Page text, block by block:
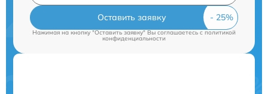
Оставить заявку
Нажимая на кнопку "Оставить заявку" Вы соглашаетесь cполитикой
конфиденциальности